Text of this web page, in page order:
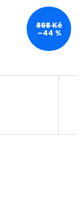
898 Kč
–44 %